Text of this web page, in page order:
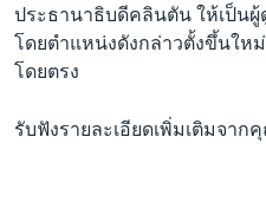
ประธานาธิบดีคลินตัน ให้เป็น
โดยตำแหน่งดังกล่าวตั้งขึ้นให
โดยตรง
รับฟังรายละเอียดเพิ่มเติมจา